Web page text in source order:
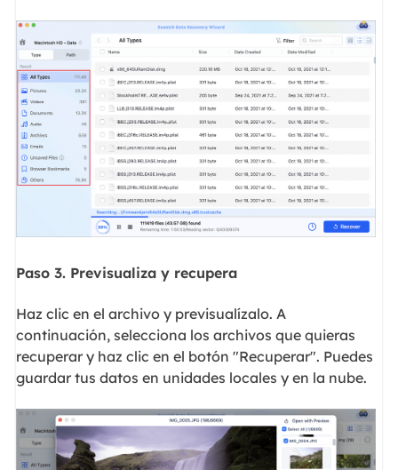
Paso 3. Previsualiza y recupera
Haz clic en el archivo y previsualízalo. A
continuación, selecciona los archivos que quieras
recuperar y haz clic en el botón "Recuperar". Puedes
guardar tus datos en unidades locales y en la nube.